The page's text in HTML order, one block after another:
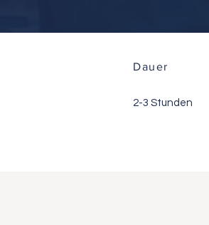
Dauer
2-3 Stunden